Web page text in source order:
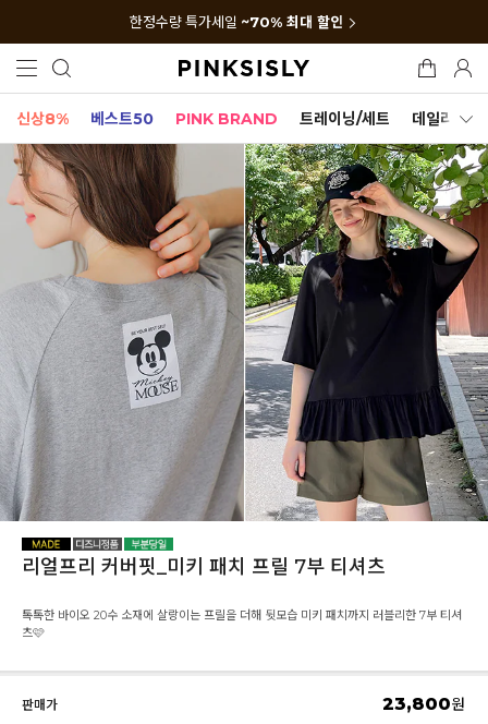
한정수량 특가세일 ~70% 최대 할인
신상8% 베스트50 PINK BRAND 트레이닝/세트 데일리세트
리얼프리 커버핏_미키 패치 프릴 7부 티셔츠
톡톡한 바이오 20수 소재에 살랑이는 프릴을 더해 뒷모습 미키 패치까지 러블리한 7부 티셔
츠🩷
판매가 23,800원